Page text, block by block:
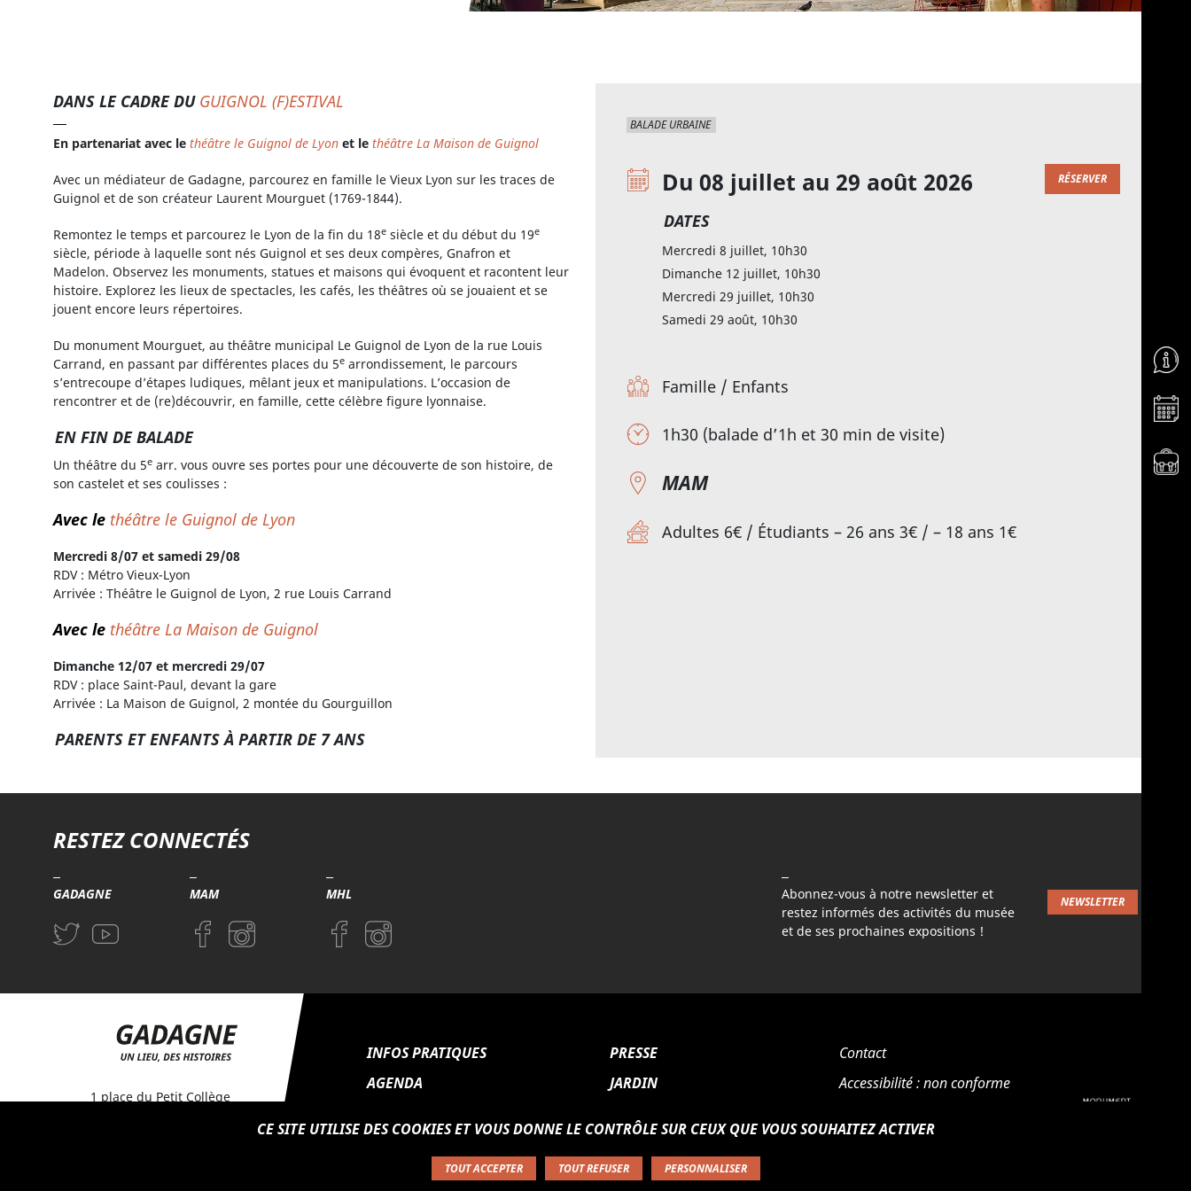
DANS LE CADRE DU GUIGNOL (F)ESTIVAL
En partenariat avec le théâtre le Guignol de Lyon et le théâtre La Maison de Guignol
Avec un médiateur de Gadagne, parcourez en famille le Vieux Lyon sur les traces de
Guignol et de son créateur Laurent Mourguet (1769-1844).
Remontez le temps et parcourez le Lyon de la fin du 18e siècle et du début du 19e
siècle, période à laquelle sont nés Guignol et ses deux compères, Gnafron et
Madelon. Observez les monuments, statues et maisons qui évoquent et racontent leur
histoire. Explorez les lieux de spectacles, les cafés, les théâtres où se jouaient et se
jouent encore leurs répertoires.
Du monument Mourguet, au théâtre municipal Le Guignol de Lyon de la rue Louis
Carrand, en passant par différentes places du 5e arrondissement, le parcours
s’entrecoupe d’étapes ludiques, mêlant jeux et manipulations. L’occasion de
rencontrer et de (re)découvrir, en famille, cette célèbre figure lyonnaise.
EN FIN DE BALADE
Un théâtre du 5e arr. vous ouvre ses portes pour une découverte de son histoire, de
son castelet et ses coulisses :
Avec le théâtre le Guignol de Lyon
Mercredi 8/07 et samedi 29/08
RDV : Métro Vieux-Lyon
Arrivée : Théâtre le Guignol de Lyon, 2 rue Louis Carrand
Avec le théâtre La Maison de Guignol
Dimanche 12/07 et mercredi 29/07
RDV : place Saint-Paul, devant la gare
Arrivée : La Maison de Guignol, 2 montée du Gourguillon
PARENTS ET ENFANTS À PARTIR DE 7 ANS
BALADE URBAINE
Du 08 juillet au 29 août 2026 RÉSERVER
DATES
Mercredi 8 juillet, 10h30
Dimanche 12 juillet, 10h30
Mercredi 29 juillet, 10h30
Samedi 29 août, 10h30
Famille / Enfants
1h30 (balade d’1h et 30 min de visite)
MAM
Adultes 6€ / Étudiants – 26 ans 3€ / – 18 ans 1€
Aller
Aller
Aller
RESTEZ CONNECTÉS
GADAGNE
Aller sur la page Twitter (nouvelle fenetre)
Aller sur la page Youtube (nouvelle fenetre)
MAM
Aller sur la page Facebook (nouvelle fenetre)
Aller sur la page Instagram (nouvelle fenetre)
MHL
Aller sur la page Facebook (nouvelle fenetre)
Aller sur la page Instagram (nouvelle fenetre)
Abonnez-vous à notre newsletter et
restez informés des activités du musée
et de ses prochaines expositions !
NEWSLETTER
1 place du Petit Collège
INFOS PRATIQUES
AGENDA
PRESSE
JARDIN
Contact
Accessibilité : non conforme
CE SITE UTILISE DES COOKIES ET VOUS DONNE LE CONTRÔLE SUR CEUX QUE VOUS SOUHAITEZ ACTIVER
TOUT ACCEPTER TOUT REFUSER PERSONNALISER